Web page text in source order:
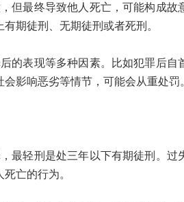
最终导致他人死亡，可能构成故
期徒刑、无期徒刑或者死刑。
表现等多种因素。比如犯罪后自
影响恶劣等情节，可能会从重处罚
轻刑是处三年以下有期徒刑。过
亡的行为。